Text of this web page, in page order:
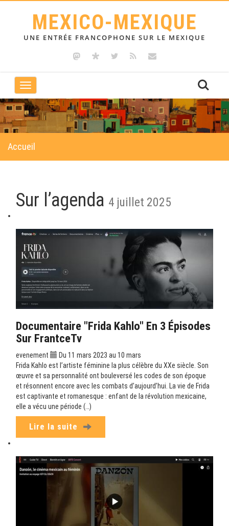
MEXICO-MEXIQUE
UNE ENTRÉE FRANCOPHONE SUR LE MEXIQUE
Toggle
navigation
Accueil
Sur l’agenda 4 juillet 2025
Documentaire "Frida Kahlo" En 3 Épisodes
Sur FrantceTv
evenement
Du 11 mars 2023 au 10 mars
Frida Kahlo est l’artiste féminine la plus célèbre du XXe siècle. Son
œuvre et sa personnalité ont bouleversé les codes de son époque
et résonnent encore avec les combats d’aujourd’hui. La vie de Frida
est captivante et romanesque : enfant de la révolution mexicaine,
elle a vécu une période (…)
Lire la suite